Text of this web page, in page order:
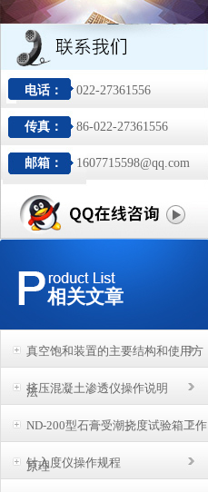
电话： 022-27361556
传真： 86-022-27361556
邮箱： 1607715598@qq.com
相关文章
真空饱和装置的主要结构和使用方
法
挤压混凝土渗透仪操作说明
ND-200型石膏受潮挠度试验箱工作
原理
针入度仪操作规程